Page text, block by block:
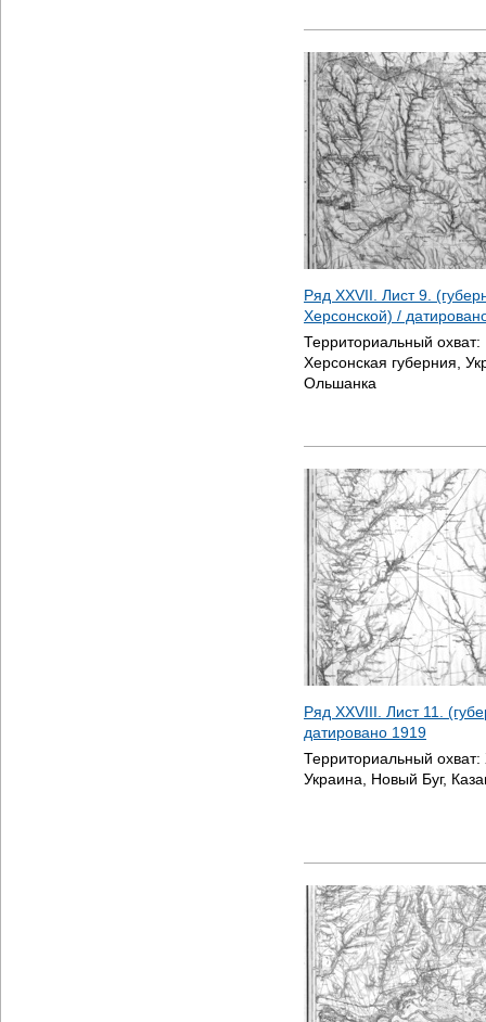
Ряд XXVII. Лист 9.
Херсонской) /
Территориальный охват:
Херсонская губерния,
Ольшанка
Ряд XXVIII. Лист 11.
датировано 1919
Территориальный охват:
Украина, Новый Буг,